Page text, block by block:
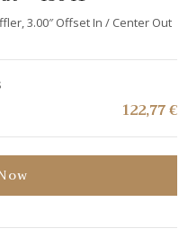
3.00″ Offset In / Center Out
122,77€